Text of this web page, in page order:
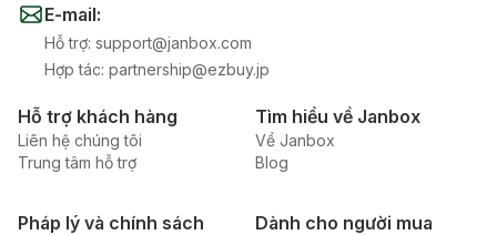
E-mail:
Hỗ trợ: support@janbox.com
Hợp tác: partnership@ezbuy.jp
Hỗ trợ khách hàng
Liên hệ chúng tôi
Trung tâm hỗ trợ
Tìm hiểu về Janbox
Về Janbox
Blog
Pháp lý và chính sách Dành cho người mua